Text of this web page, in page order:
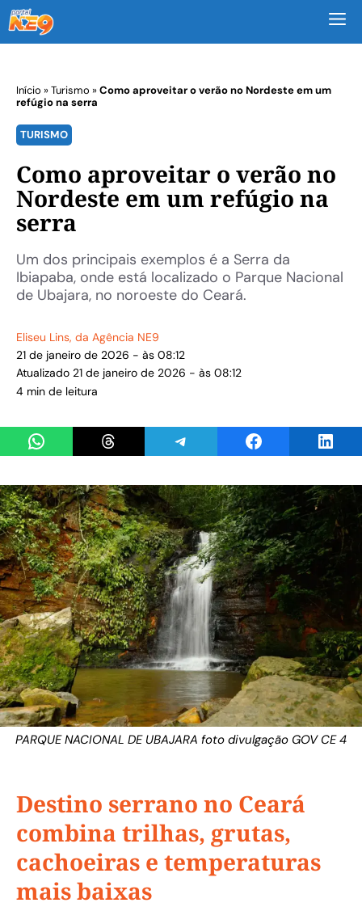
Início »Turismo »Como aproveitar o verão no Nordeste em um
refúgio na serra
TURISMO
Como aproveitar o verão no
Nordeste em um refúgio na
serra
Um dos principais exemplos é a Serra da
Ibiapaba, onde está localizado o Parque Nacional
de Ubajara, no noroeste do Ceará.
Eliseu Lins, da Agência NE9
21 de janeiro de 2026 - às 08:12
Atualizado 21 de janeiro de 2026 - às 08:12
4 min de leitura
Share on WhatsAppShare on ThreadsShare on TelegramShare on Facebook
PARQUE NACIONAL DE UBAJARA foto divulgação GOV CE 4
Destino serrano no Ceará
combina trilhas, grutas,
cachoeiras e temperaturas
mais baixas